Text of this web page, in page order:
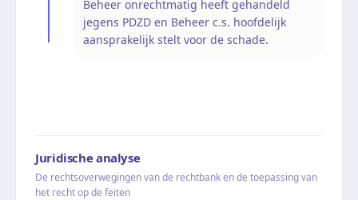
Beheer onrechtmatig heeft gehandeld
jegens PDZD en Beheer c.s. hoofdelijk
aansprakelijk stelt voor de schade.
Juridische analyse
De rechtsoverwegingen van de rechtbank en de toepassing van
het recht op de feiten